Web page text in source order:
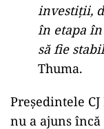
investiții,
în etapa
să fie
Thuma.
Președintele
nu a ajuns